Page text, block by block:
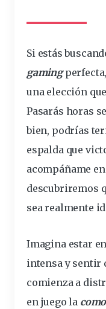
Si estás
gaming
una elección
Pasarás horas
bien, podrías
espaldaque
acompáñame
descubriremos
sea realmente
Imagina estar
intensa y sentir
comienza a
en juego la